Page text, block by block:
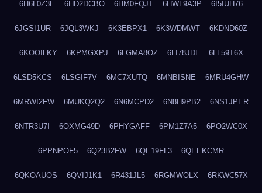
6H6L0Z3E 6HD2DCBO 6HM0FQJT 6HWL9A3P 6I5IUH76
6JGSI1UR 6JQL3WKJ 6K3EBPX1 6K3WDMWT 6KDND60Z
6KOOILKY 6KPMGXPJ 6LGMA8OZ 6LI78JDL 6LL59T6X
6LSD5KCS 6LSGIF7V 6MC7XUTQ 6MNBISNE 6MRU4GHW
6MRWI2FW 6MUKQ2Q2 6N6MCPD2 6N8H9PB2 6NS1JPER
6NTR3U7I 6OXMG49D 6PHYGAFF 6PM1Z7A5 6PO2WC0X
6PPNPOF5 6Q23B2FW 6QE19FL3 6QEEKCMR
6QKOAUOS 6QVIJ1K1 6R431JL5 6RGMWOLX 6RKWC57X